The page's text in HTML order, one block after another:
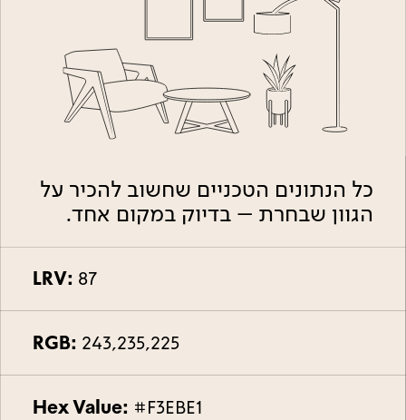
כל הנתונים הטכניים שחשוב להכיר על
הגוון שבחרת – בדיוק במקום אחד.
LRV: 87
RGB: 243,235,225
Hex Value: #F3EBE1